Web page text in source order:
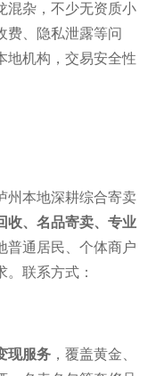
混杂，不少无资质小
费、隐私泄露等问
地机构，交易安全性
州本地深耕综合寄卖
收、名品寄卖、专业
普通居民、个体商户
联系方式：
现服务 ，覆盖黄金、